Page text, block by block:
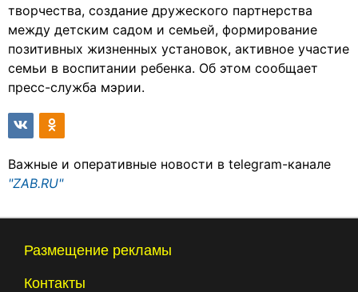
творчества, создание дружеского партнерства
между детским садом и семьей, формирование
позитивных жизненных установок, активное участие
семьи в воспитании ребенка. Об этом сообщает
пресс-служба мэрии.
Важные и оперативные новости в telegram-канале
"ZAB.RU"
Размещение рекламы
Контакты